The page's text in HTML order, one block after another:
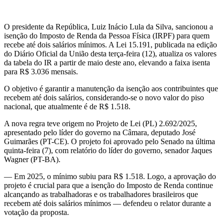
O presidente da República, Luiz Inácio Lula da Silva, sancionou a
isenção do Imposto de Renda da Pessoa Física (IRPF) para quem
recebe até dois salários mínimos. A Lei 15.191, publicada na edição
do Diário Oficial da União desta terça-feira (12), atualiza os valores
da tabela do IR a partir de maio deste ano, elevando a faixa isenta
para R$ 3.036 mensais.
O objetivo é garantir a manutenção da isenção aos contribuintes que
recebem até dois salários, considerando-se o novo valor do piso
nacional, que atualmente é de R$ 1.518.
A nova regra teve origem no Projeto de Lei (PL) 2.692/2025,
apresentado pelo líder do governo na Câmara, deputado José
Guimarães (PT-CE). O projeto foi aprovado pelo Senado na última
quinta-feira (7), com relatório do líder do governo, senador Jaques
Wagner (PT-BA).
— Em 2025, o mínimo subiu para R$ 1.518. Logo, a aprovação do
projeto é crucial para que a isenção do Imposto de Renda continue
alcançando as trabalhadoras e os trabalhadores brasileiros que
recebem até dois salários mínimos — defendeu o relator durante a
votação da proposta.